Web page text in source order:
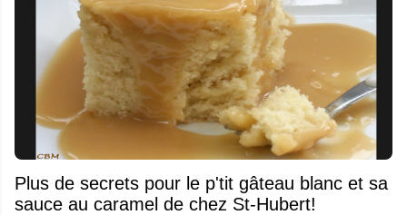
Plus de secrets pour le p'tit gâteau blanc et sa
sauce au caramel de chez St-Hubert!